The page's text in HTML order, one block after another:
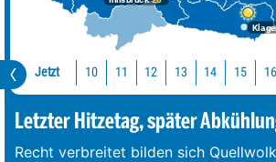
Jetzt 10 11 12 13 14 15 16
Letzter Hitzetag, später
Recht verbreitet bilden sich